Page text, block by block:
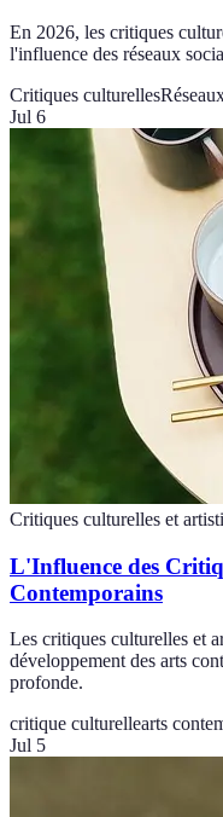
En 2026, les critiques
l'influence des réseaux
Critiques culturelles
Jul 6
Critiques culturelles et
L'Influence des
Contemporains
Les critiques culturelles et
développement des arts
profonde.
critique culturellearts
Jul 5